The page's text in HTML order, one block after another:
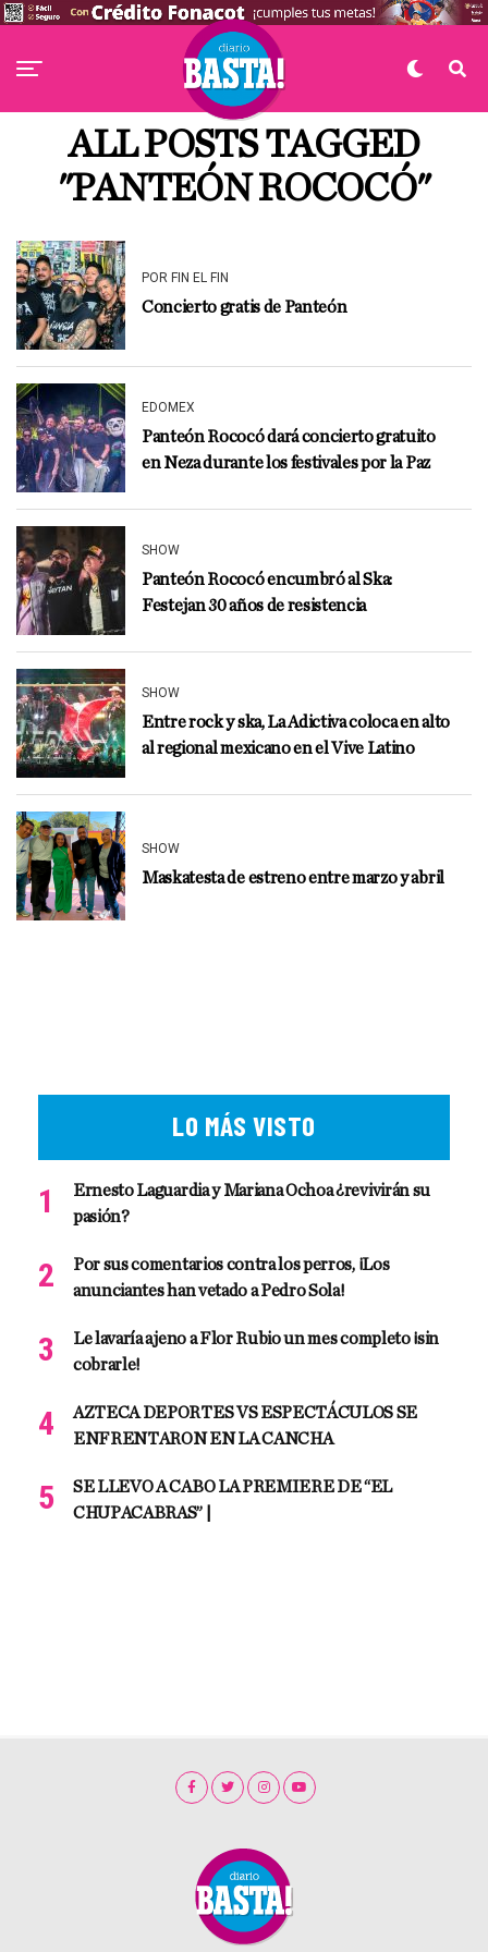
ALL POSTS TAGGED
"PANTEÓN ROCOCÓ"
POR FIN EL FIN
Concierto gratis de Panteón
EDOMEX
Panteón Rococó dará concierto gratuito
en Neza durante los festivales por la Paz
SHOW
Panteón Rococó encumbró al Ska:
Festejan 30 años de resistencia
SHOW
Entre rock y ska, La Adictiva coloca en alto
al regional mexicano en el Vive Latino
SHOW
Maskatesta de estreno entre marzo y abril
LO MÁS VISTO
Ernesto Laguardia y Mariana Ochoa ¿revivirán su
pasión?
Por sus comentarios contra los perros, ¡Los
anunciantes han vetado a Pedro Sola!
Le lavaría ajeno a Flor Rubio un mes completo ¡sin
cobrarle!
AZTECA DEPORTES VS ESPECTÁCULOS SE
ENFRENTARON EN LA CANCHA
SE LLEVO A CABO LA PREMIERE DE “EL
CHUPACABRAS” |